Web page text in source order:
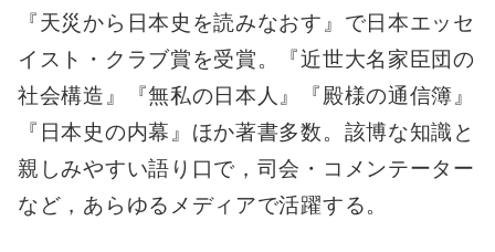
『天災から日本史を読みなおす』で日本エッセ
イスト・クラブ賞を受賞。『近世大名家臣団の
社会構造』『無私の日本人』『殿様の通信簿』
『日本史の内幕』ほか著書多数。該博な知識と
親しみやすい語り口で，司会・コメンテーター
など，あらゆるメディアで活躍する。